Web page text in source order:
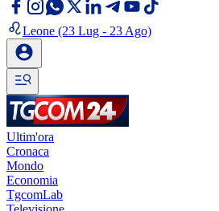
Leone (23 Lug - 23 Ago)
Ultim'ora
Cronaca
Mondo
Economia
TgcomLab